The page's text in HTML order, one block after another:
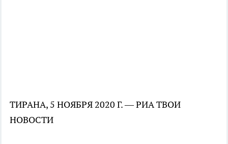
ТИРАНА, 5 НОЯБРЯ 2020 Г. — РИА ТВОИ
НОВОСТИ